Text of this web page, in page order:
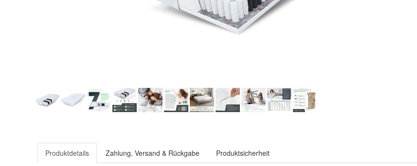
Produktdetails Zahlung, Versand & Rückgabe Produktsicherheit